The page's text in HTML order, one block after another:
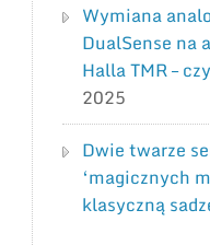
Wymiana
DualSense na
Halla TMR –
2025
Dwie twarze
‘magicznych
klasyczną